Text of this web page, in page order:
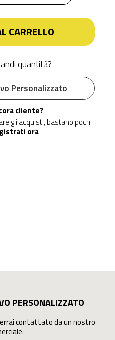
CARRELLO
quantità?
Personalizzato
cliente?
gli acquisti, bastano pochi
ora
PERSONALIZZATO
contattato da un nostro